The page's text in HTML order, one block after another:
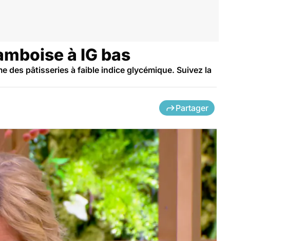
à IG bas
des pâtisseries à faible indice glycémique. Suivez la
Partager